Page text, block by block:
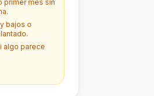
primer mes sin
bajos o
algo parece